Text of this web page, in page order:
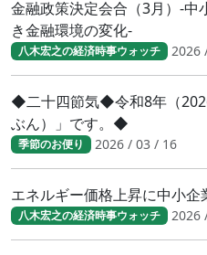
金融政策決定会合（3月）-中
き金融環境の変化-
八木宏之の経済時事ウォッチ 2026
◆二十四節気◆令和8年（
ぶん）」です。◆
季節のお便り 2026 / 03 / 16
エネルギー価格上昇に中小
八木宏之の経済時事ウォッチ 2026